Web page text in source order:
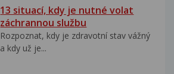
13 situací, kdy je nutné volat
záchrannou službu
Rozpoznat, kdy je zdravotní stav vážný
a kdy už je...